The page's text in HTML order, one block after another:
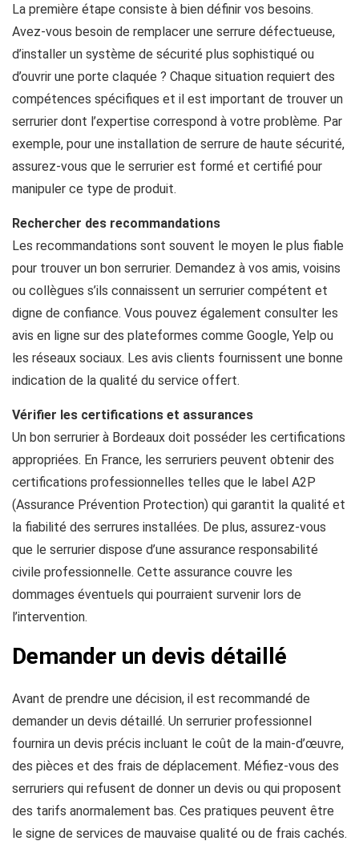
La première étape consiste à bien définir vos besoins.
Avez-vous besoin de remplacer une serrure défectueuse,
d’installer un système de sécurité plus sophistiqué ou
d’ouvrir une porte claquée ? Chaque situation requiert des
compétences spécifiques et il est important de trouver un
serrurier dont l’expertise correspond à votre problème. Par
exemple, pour une installation de serrure de haute sécurité,
assurez-vous que le serrurier est formé et certifié pour
manipuler ce type de produit.
Rechercher des recommandations
Les recommandations sont souvent le moyen le plus fiable
pour trouver un bon serrurier. Demandez à vos amis, voisins
ou collègues s’ils connaissent un serrurier compétent et
digne de confiance. Vous pouvez également consulter les
avis en ligne sur des plateformes comme Google, Yelp ou
les réseaux sociaux. Les avis clients fournissent une bonne
indication de la qualité du service offert.
Vérifier les certifications et assurances
Un bon serrurier à Bordeaux doit posséder les certifications
appropriées. En France, les serruriers peuvent obtenir des
certifications professionnelles telles que le label A2P
(Assurance Prévention Protection) qui garantit la qualité et
la fiabilité des serrures installées. De plus, assurez-vous
que le serrurier dispose d’une assurance responsabilité
civile professionnelle. Cette assurance couvre les
dommages éventuels qui pourraient survenir lors de
l’intervention.
Demander un devis détaillé
Avant de prendre une décision, il est recommandé de
demander un devis détaillé. Un serrurier professionnel
fournira un devis précis incluant le coût de la main-d’œuvre,
des pièces et des frais de déplacement. Méfiez-vous des
serruriers qui refusent de donner un devis ou qui proposent
des tarifs anormalement bas. Ces pratiques peuvent être
le signe de services de mauvaise qualité ou de frais cachés.